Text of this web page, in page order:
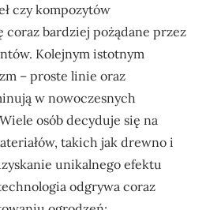
czy kompozytów
coraz bardziej pożądane przez
Kolejnym istotnym
– proste linie oraz
w nowoczesnych
osób decyduje się na
takich jak drewno i
unikalnego efektu
odgrywa coraz